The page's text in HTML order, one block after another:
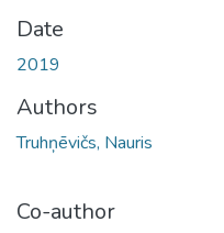
Date
2019
Authors
Truhņēvičs, Nauris
Co-author